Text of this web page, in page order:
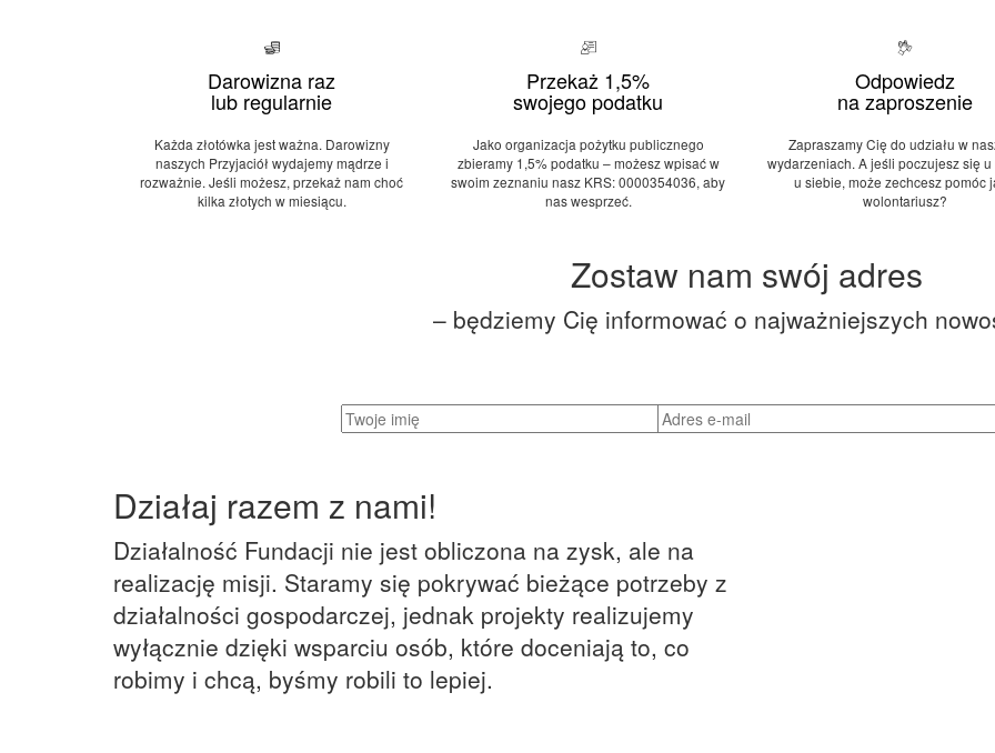
Darowizna raz
lub regularnie
Każda złotówka jest ważna. Darowizny
naszych Przyjaciół wydajemy mądrze i
rozważnie. Jeśli możesz, przekaż nam choć
kilka złotych w miesiącu.
Przekaż 1,5%
swojego podatku
Jako organizacja pożytku publicznego
zbieramy 1,5% podatku – możesz wpisać w
swoim zeznaniu nasz KRS: 0000354036, aby
nas wesprzeć.
Odpowiedz
na zaproszenie
Zapraszamy Cię do udziału w
wydarzeniach. A jeśli poczujesz się
u siebie, może zechcesz pomóc
wolontariusz?
Zostaw nam swój adres
– będziemy Cię informować o najważniejszych
Działaj razem z nami!
Działalność Fundacji nie jest obliczona na zysk, ale na
realizację misji. Staramy się pokrywać bieżące potrzeby z
działalności gospodarczej, jednak projekty realizujemy
wyłącznie dzięki wsparciu osób, które doceniają to, co
robimy i chcą, byśmy robili to lepiej.